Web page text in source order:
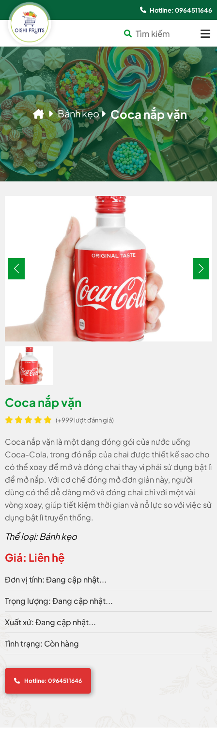
Hotline: 0964511646
Bánh kẹo Coca nắp vặn
Coca nắp vặn
(+999 lượt đánh giá)
Coca nắp vặn là một dạng đóng gói của nước uống
Coca-Cola, trong đó nắp của chai được thiết kế sao cho
có thể xoay để mở và đóng chai thay vì phải sử dụng bật lì
để mở nắp. Với cơ chế đóng mở đơn giản này, người
dùng có thể dễ dàng mở và đóng chai chỉ với một vài
vòng xoay, giúp tiết kiệm thời gian và nỗ lực so với việc sử
dụng bật lì truyền thống.
Thể loại: Bánh kẹo
Giá: Liên hệ
Đơn vị tính: Đang cập nhật...
Trọng lượng: Đang cập nhật...
Xuất xứ: Đang cập nhật...
Tình trạng: Còn hàng
Hotline: 0964511646